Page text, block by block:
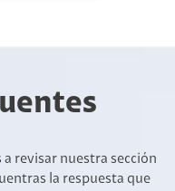
revisar nuestra sección
la respuesta que